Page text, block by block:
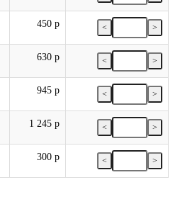
450 р < >
630 р < >
945 р < >
1 245 р < >
300 р < >